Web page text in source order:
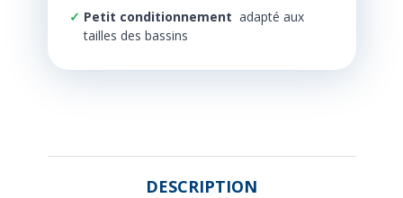
Petit conditionnement adapté aux
tailles des bassins
DESCRIPTION